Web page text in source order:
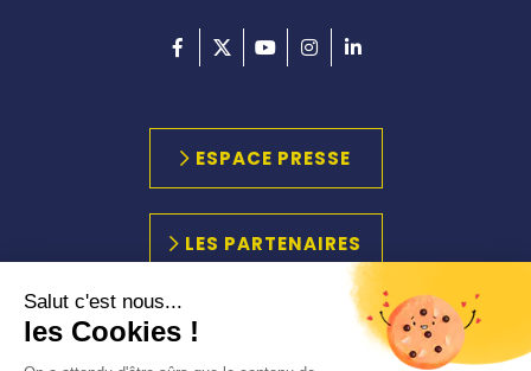
Salut c'est nous...
les Cookies !
ESPACE PRESSE
LES PARTENAIRES
PLAN DU SITE